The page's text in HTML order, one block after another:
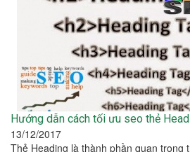
Hướng dẫn cách tối ưu seo thẻ
13/12/2017
Thẻ Heading là thành phần quan trọng